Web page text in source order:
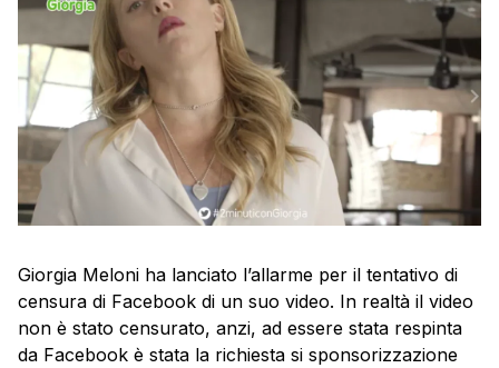
Giorgia Meloni ha lanciato l’allarme per il tentativo di
censura di Facebook di un suo video. In realtà il video
non è stato censurato, anzi, ad essere stata respinta
da Facebook è stata la richiesta si sponsorizzazione